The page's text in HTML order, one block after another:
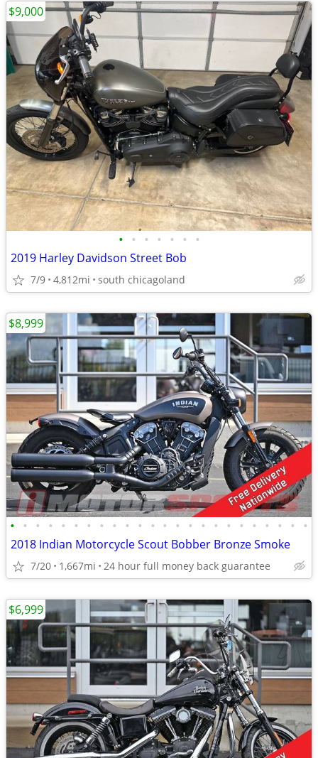
• • • • • • •
2019 Harley Davidson Street Bob
7/9 4,812mi south chicagoland
$9,000
• • • • • • • • • • • • • • • • • • • • • • • •
2018 Indian Motorcycle Scout Bobber Bronze Smoke
7/20 1,667mi 24 hour full money back guarantee
$8,999
$6,999